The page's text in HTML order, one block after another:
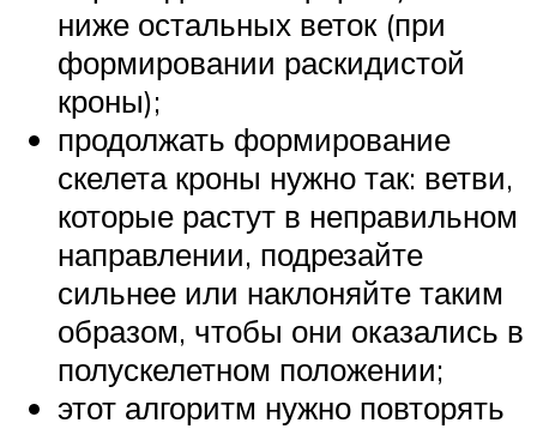
ниже остальных веток (при
формировании раскидистой
кроны);
продолжать формирование
скелета кроны нужно так: ветви,
которые растут в неправильном
направлении, подрезайте
сильнее или наклоняйте таким
образом, чтобы они оказались в
полускелетном положении;
этот алгоритм нужно повторять